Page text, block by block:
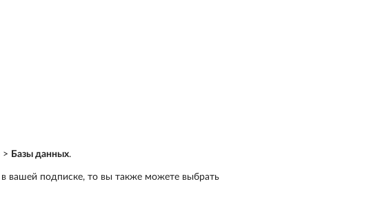
> Базы данных.
вашей подписке, то вы также можете выбрать